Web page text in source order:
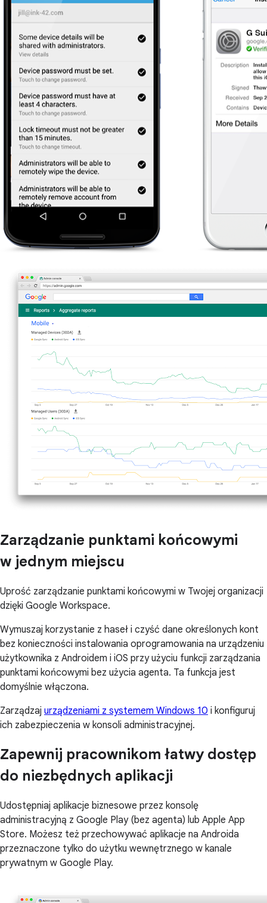
Zarządzanie punktami końcowymi
w jednym miejscu
Uprość zarządzanie punktami końcowymi w Twojej organizacji
dzięki Google Workspace.
Wymuszaj korzystanie z haseł i czyść dane określonych kont
bez konieczności instalowania oprogramowania na urządzeniu
użytkownika z Androidem i iOS przy użyciu funkcji zarządzania
punktami końcowymi bez użycia agenta. Ta funkcja jest
domyślnie włączona.
Zarządzaj urządzeniami z systemem Windows 10 i konfiguruj
ich zabezpieczenia w konsoli administracyjnej.
Zapewnij pracownikom łatwy dostęp
do niezbędnych aplikacji
Udostępniaj aplikacje biznesowe przez konsolę
administracyjną z Google Play (bez agenta) lub Apple App
Store. Możesz też przechowywać aplikacje na Androida
przeznaczone tylko do użytku wewnętrznego w kanale
prywatnym w Google Play.